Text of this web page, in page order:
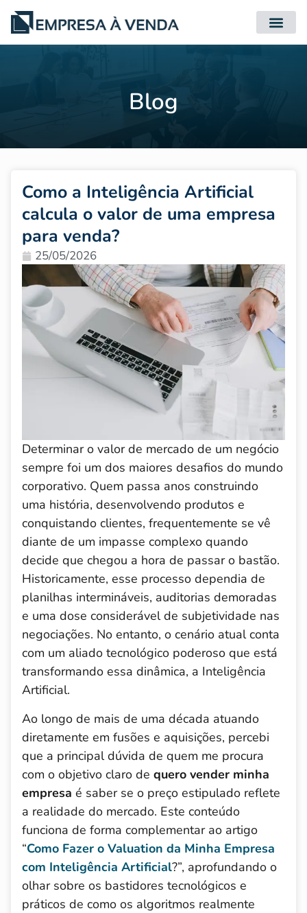
Blog
Como a Inteligência Artificial
calcula o valor de uma empresa
para venda?
25/05/2026
Determinar o valor de mercado de um negócio
sempre foi um dos maiores desafios do mundo
corporativo. Quem passa anos construindo
uma história, desenvolvendo produtos e
conquistando clientes, frequentemente se vê
diante de um impasse complexo quando
decide que chegou a hora de passar o bastão.
Historicamente, esse processo dependia de
planilhas intermináveis, auditorias demoradas
e uma dose considerável de subjetividade nas
negociações. No entanto, o cenário atual conta
com um aliado tecnológico poderoso que está
transformando essa dinâmica, a Inteligência
Artificial.
Ao longo de mais de uma década atuando
diretamente em fusões e aquisições, percebi
que a principal dúvida de quem me procura
com o objetivo claro de quero vender minha
empresa é saber se o preço estipulado reflete
a realidade do mercado. Este conteúdo
funciona de forma complementar ao artigo
“Como Fazer o Valuation da Minha Empresa
com Inteligência Artificial?”, aprofundando o
olhar sobre os bastidores tecnológicos e
práticos de como os algoritmos realmente